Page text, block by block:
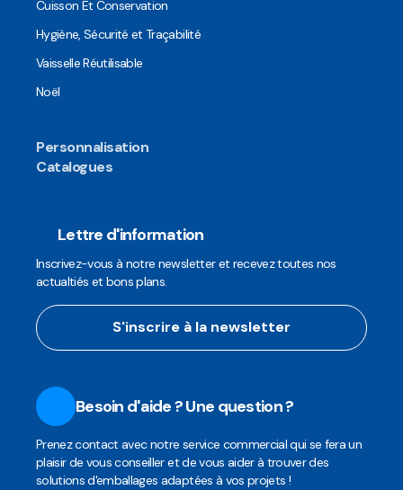
Cuisson Et Conservation
Hygiène, Sécurité et Traçabilité
Vaisselle Réutilisable
Noël
Personnalisation
Catalogues
Lettre d'information
Inscrivez-vous à notre newsletter et recevez toutes nos
actualtiés et bons plans.
S'inscrire à la newsletter
Besoin d'aide ? Une question ?
Prenez contact avec notre service commercial qui se fera un
plaisir de vous conseiller et de vous aider à trouver des
solutions d'emballages adaptées à vos projets !